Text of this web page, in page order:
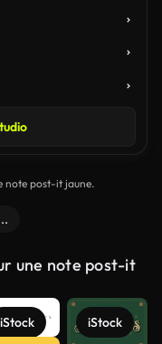
note post-it jaune.
une note post-it
iStock iStock